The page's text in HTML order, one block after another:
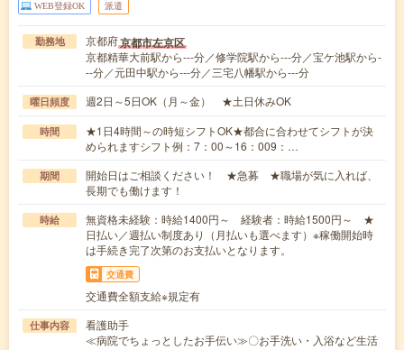
WEB登録OK 派遣
勤務地 京都府京都市左京区
京都精華大前駅から---分／修学院駅から---分／宝ケ池駅から-
--分／元田中駅から---分／三宅八幡駅から---分
曜日頻度 週2日～5日OK（月～金） ★土日休みOK
時間
★1日4時間～の時短シフトOK★都合に合わせてシフトが決
められますシフト例：7：00～16：009：…
期間
開始日はご相談ください！ ★急募 ★職場が気に入れば、
長期でも働けます！
時給
無資格未経験：時給1400円～ 経験者：時給1500円～ ★
日払い／週払い制度あり（月払いも選べます）※稼働開始時
は手続き完了次第のお支払いとなります。
交通費
交通費全額支給※規定有
仕事内容
看護助手
≪病院でちょっとしたお手伝い≫〇お手洗い・入浴など生活